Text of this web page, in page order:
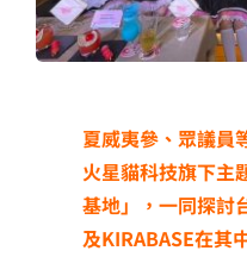
夏威夷參、眾議員
火星貓科技旗下主
基地」，一同探討
及KIRABASE在其